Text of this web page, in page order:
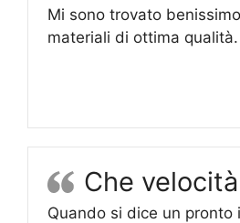
Mi sono trovato
materiali di ottima
Che
Quando si dice un